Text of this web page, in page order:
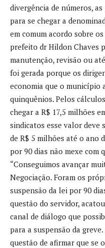
divergência de números,
para se chegar a
em comum acordo sobre
prefeito dr Hildon Chaves
manutenção, revisão ou
foi gerada porque os
economia que o município
quinquênios. Pelos
chegar a R$ 17,5 milhões
sindicatos esse valor deve
de R$ 5 milhões até o ano
por 90 dias não mexe com
“Conseguimos avançar
Negociação. Foram os
suspensão da lei por 90
questão do servidor,
canal de diálogo que
para a suspensão da
questão de afirmar que se